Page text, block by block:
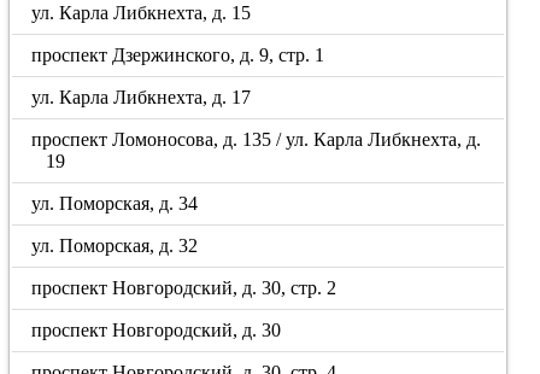
ул. Карла Либкнехта, д. 15
проспект Дзержинского, д. 9, стр. 1
ул. Карла Либкнехта, д. 17
проспект Ломоносова, д. 135 / ул. Карла Либкнехта, д.
19
ул. Поморская, д. 34
ул. Поморская, д. 32
проспект Новгородский, д. 30, стр. 2
проспект Новгородский, д. 30